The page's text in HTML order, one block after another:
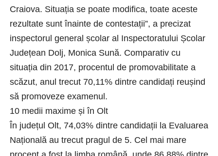
Craiova. Situația se poate modifica, toate aceste
rezultate sunt înainte de contestații”, a precizat
inspectorul general școlar al Inspectoratului Școlar
Județean Dolj, Monica Sună. Comparativ cu
situația din 2017, procentul de promovabilitate a
scăzut, anul trecut 70,11% dintre candidați reușind
să promoveze examenul.
10 medii maxime și în Olt
În județul Olt, 74,03% dintre candidații la Evaluarea
Națională au trecut pragul de 5. Cel mai mare